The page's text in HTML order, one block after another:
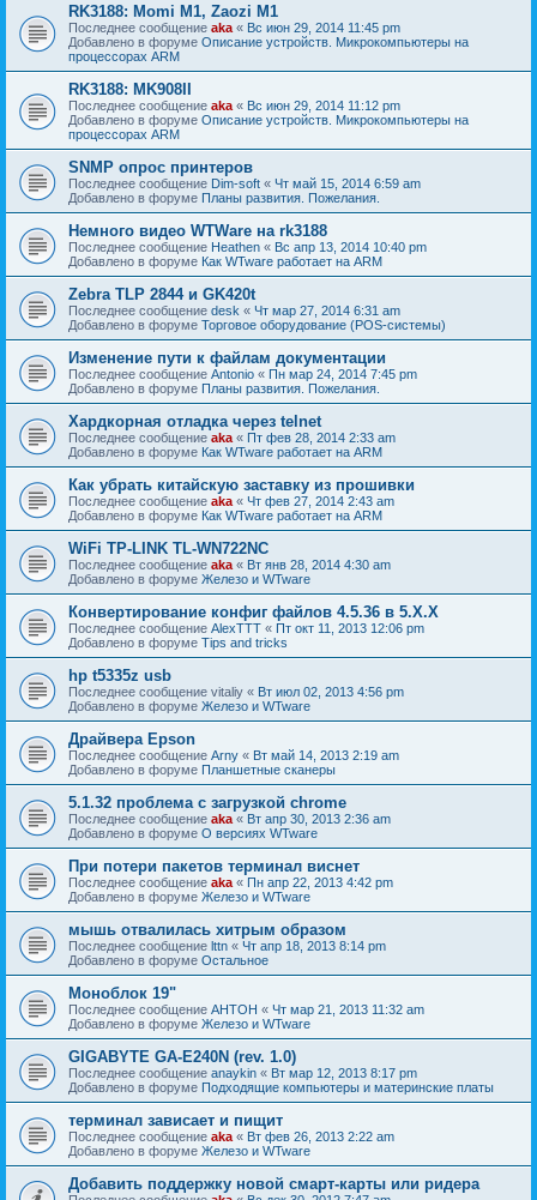
RK3188: Momi M1, Zaozi M1
Последнее сообщение aka « Вс июн 29, 2014 11:45 pm
Добавлено в форуме Описание устройств. Микрокомпьютеры на
процессорах ARM
RK3188: MK908II
Последнее сообщение aka « Вс июн 29, 2014 11:12 pm
Добавлено в форуме Описание устройств. Микрокомпьютеры на
процессорах ARM
SNMP опрос принтеров
Последнее сообщение Dim-soft « Чт май 15, 2014 6:59 am
Добавлено в форуме Планы развития. Пожелания.
Немного видео WTWare на rk3188
Последнее сообщение Heathen « Вс апр 13, 2014 10:40 pm
Добавлено в форуме Как WTware работает на ARM
Zebra TLP 2844 и GK420t
Последнее сообщение desk « Чт мар 27, 2014 6:31 am
Добавлено в форуме Торговое оборудование (POS-системы)
Изменение пути к файлам документации
Последнее сообщение Antonio « Пн мар 24, 2014 7:45 pm
Добавлено в форуме Планы развития. Пожелания.
Хардкорная отладка через telnet
Последнее сообщение aka « Пт фев 28, 2014 2:33 am
Добавлено в форуме Как WTware работает на ARM
Как убрать китайскую заставку из прошивки
Последнее сообщение aka « Чт фев 27, 2014 2:43 am
Добавлено в форуме Как WTware работает на ARM
WiFi TP-LINK TL-WN722NC
Последнее сообщение aka « Вт янв 28, 2014 4:30 am
Добавлено в форуме Железо и WTware
Конвертирование конфиг файлов 4.5.36 в 5.Х.Х
Последнее сообщение AlexTTT « Пт окт 11, 2013 12:06 pm
Добавлено в форуме Tips and tricks
hp t5335z usb
Последнее сообщение vitaliy « Вт июл 02, 2013 4:56 pm
Добавлено в форуме Железо и WTware
Драйвера Epson
Последнее сообщение Arny « Вт май 14, 2013 2:19 am
Добавлено в форуме Планшетные сканеры
5.1.32 проблема с загрузкой chrome
Последнее сообщение aka « Вт апр 30, 2013 2:36 am
Добавлено в форуме О версиях WTware
При потери пакетов терминал виснет
Последнее сообщение aka « Пн апр 22, 2013 4:42 pm
Добавлено в форуме Железо и WTware
мышь отвалилась хитрым образом
Последнее сообщение lttn « Чт апр 18, 2013 8:14 pm
Добавлено в форуме Остальное
Моноблок 19"
Последнее сообщение AHTOH « Чт мар 21, 2013 11:32 am
Добавлено в форуме Железо и WTware
GIGABYTE GA-E240N (rev. 1.0)
Последнее сообщение anaykin « Вт мар 12, 2013 8:17 pm
Добавлено в форуме Подходящие компьютеры и материнские платы
терминал зависает и пищит
Последнее сообщение aka « Вт фев 26, 2013 2:22 am
Добавлено в форуме Железо и WTware
Добавить поддержку новой смарт-карты или ридера